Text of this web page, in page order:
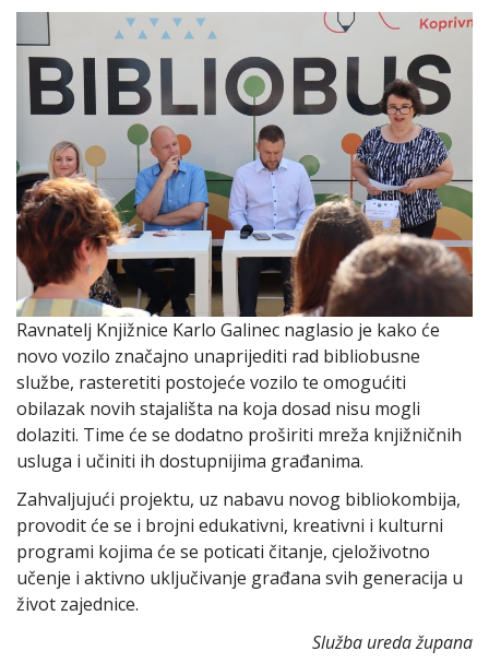
Ravnatelj Knjižnice Karlo Galinec naglasio je kako će
novo vozilo značajno unaprijediti rad bibliobusne
službe, rasteretiti postojeće vozilo te omogućiti
obilazak novih stajališta na koja dosad nisu mogli
dolaziti. Time će se dodatno proširiti mreža knjižničnih
usluga i učiniti ih dostupnijima građanima.
Zahvaljujući projektu, uz nabavu novog bibliokombija,
provodit će se i brojni edukativni, kreativni i kulturni
programi kojima će se poticati čitanje, cjeloživotno
učenje i aktivno uključivanje građana svih generacija u
život zajednice.
Služba ureda župana